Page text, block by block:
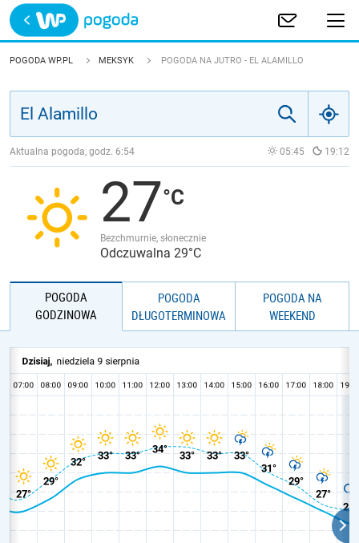
Trwa ładowanie
POLSKA
JAKOŚĆ POWIETRZA
POGODA WP.PL MEKSYK POGODA NA JUTRO - EL ALAMILLO
Aktualna pogoda, godz. 6:54 05:45 19:12
27
Bezchmurnie, słonecznie
Odczuwalna 29°C
POGODA
GODZINOWA
POGODA
DŁUGOTERMINOWA
POGODA NA
WEEKEND